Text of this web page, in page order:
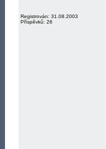
Registrován: 31.08.2003
Příspěvků: 26